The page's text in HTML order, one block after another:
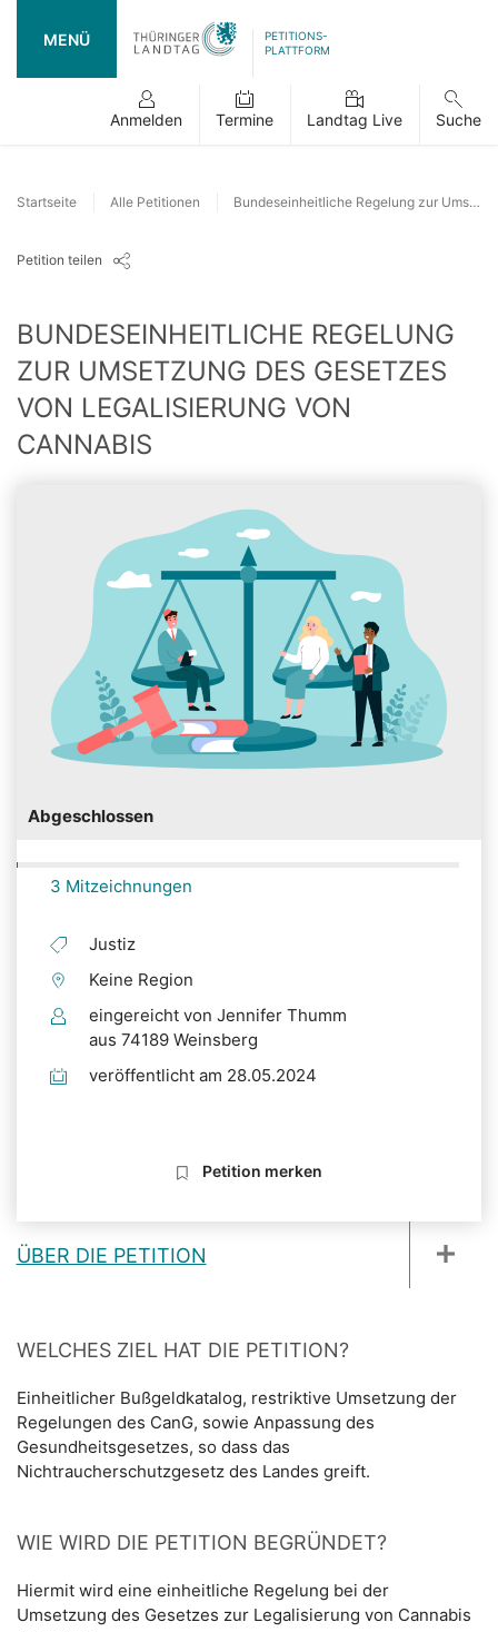
MENÜ
PETITIONS-
PLATTFORM
Anmelden Termine Landtag Live Suche
Startseite Alle Petitionen Bundeseinheitliche Regelung zur Umsetzung des Gesetzes von Legalisierung von Cannabis
Petition teilen
BUNDESEINHEITLICHE REGELUNG
ZUR UMSETZUNG DES GESETZES
VON LEGALISIERUNG VON
CANNABIS
Abgeschlossen
3 Mitzeichnungen
Justiz
Keine Region
eingereicht von Jennifer Thumm
aus 74189 Weinsberg
veröffentlicht am 28.05.2024
Petition merken
ÜBER DIE PETITION
WELCHES ZIEL HAT DIE PETITION?
Einheitlicher Bußgeldkatalog, restriktive Umsetzung der
Regelungen des CanG, sowie Anpassung des
Gesundheitsgesetzes, so dass das
Nichtraucherschutzgesetz des Landes greift.
WIE WIRD DIE PETITION BEGRÜNDET?
Hiermit wird eine einheitliche Regelung bei der
Umsetzung des Gesetzes zur Legalisierung von Cannabis